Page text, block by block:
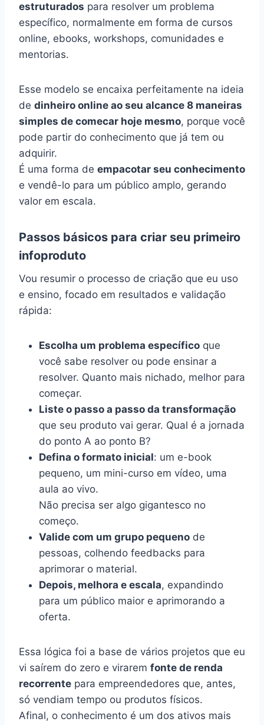
estruturados para resolver um problema
específico, normalmente em forma de cursos
online, ebooks, workshops, comunidades e
mentorias.
Esse modelo se encaixa perfeitamente na ideia
de dinheiro online ao seu alcance 8 maneiras
simples de comecar hoje mesmo, porque você
pode partir do conhecimento que já tem ou
adquirir.
É uma forma de empacotar seu conhecimento
e vendê-lo para um público amplo, gerando
valor em escala.
Passos básicos para criar seu primeiro
infoproduto
Vou resumir o processo de criação que eu uso
e ensino, focado em resultados e validação
rápida:
Escolha um problema específico que
você sabe resolver ou pode ensinar a
resolver. Quanto mais nichado, melhor para
começar.
Liste o passo a passo da transformação
que seu produto vai gerar. Qual é a jornada
do ponto A ao ponto B?
Defina o formato inicial: um e-book
pequeno, um mini-curso em vídeo, uma
aula ao vivo.
Não precisa ser algo gigantesco no
começo.
Valide com um grupo pequeno de
pessoas, colhendo feedbacks para
aprimorar o material.
Depois, melhora e escala, expandindo
para um público maior e aprimorando a
oferta.
Essa lógica foi a base de vários projetos que eu
vi saírem do zero e virarem fonte de renda
recorrente para empreendedores que, antes,
só vendiam tempo ou produtos físicos.
Afinal, o conhecimento é um dos ativos mais